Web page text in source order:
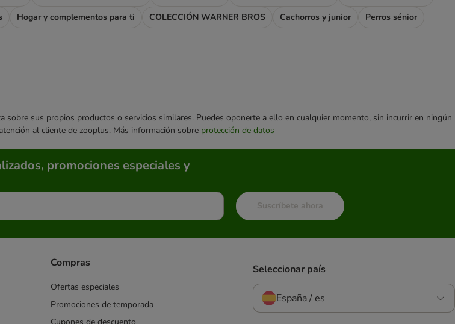
Hogar y complementos para ti COLECCIÓN WARNER BROS Cachorros y junior
Perros sénior
sus propios productos o servicios similares. Puedes oponerte a ello en cualquier momento, sin incurrir en ningún
al cliente de zooplus. Más información sobre protección de datos
promociones especiales y
Suscríbete ahora
Compras
Ofertas especiales
Promociones de temporada
Seleccionar país
España / es